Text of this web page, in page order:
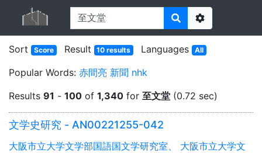
Options
Sort
Score Result 10 results Languages All
Popular Words: 赤間亮 新聞 nhk
Results 91 - 100 of 1,340 for 至文堂 (0.72 sec)
文学史研究 - AN00221255-042
大阪市立大学文学部国語国文学研究室、 大阪市立大学文